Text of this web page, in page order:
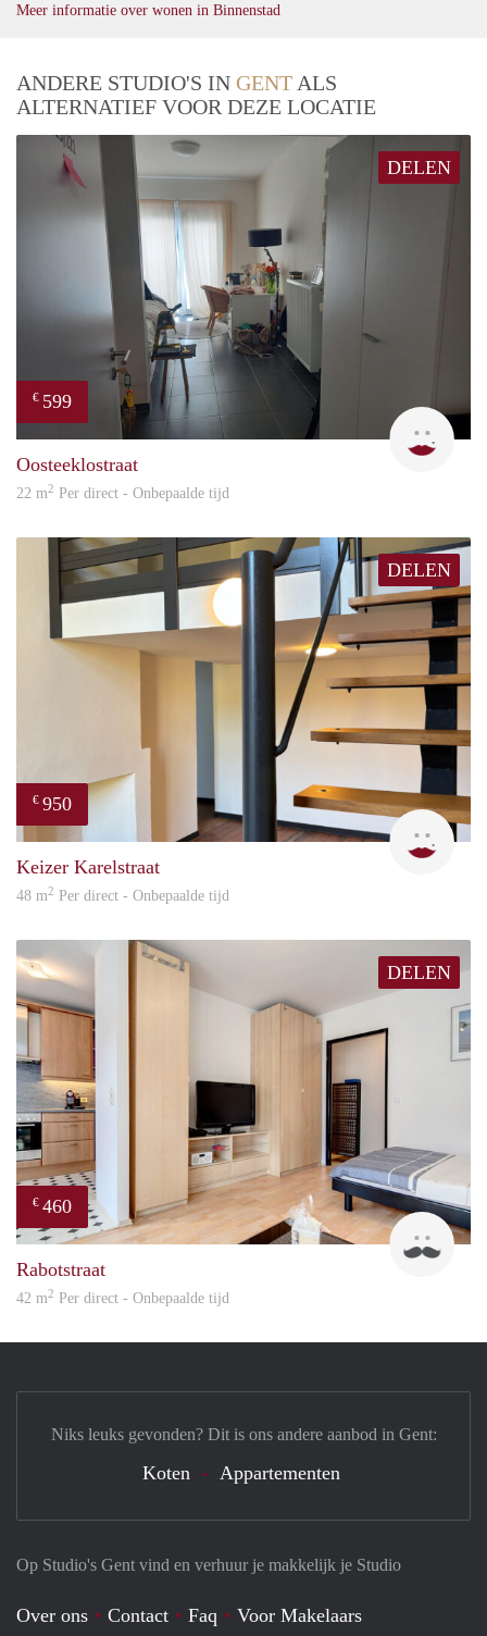
Meer informatie over wonen in Binnenstad
ANDERE STUDIO'S IN GENT ALS
ALTERNATIEF VOOR DEZE LOCATIE
DELEN
€ 599
An
Oosteeklostraat
22 m2 Per direct - Onbepaalde tijd
DELEN
€ 950
Keizer Karelstraat
48 m2 Per direct - Onbepaalde tijd
DELEN
€ 460
Pavel
Rabotstraat
42 m2 Per direct - Onbepaalde tijd
Op Studio's Gent vind en verhuur je makkelijk je Studio
Over ons Contact Faq Voor Makelaars
Niks leuks gevonden? Dit is ons andere aanbod in Gent:
Koten Appartementen